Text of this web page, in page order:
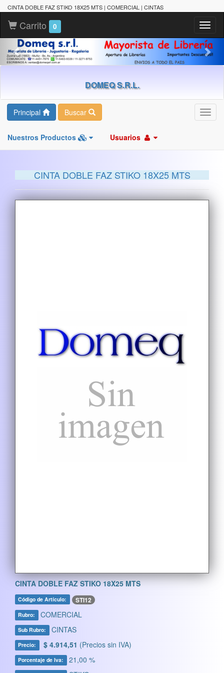
CINTA DOBLE FAZ STIKO 18X25 MTS | COMERCIAL | CINTAS
Carrito 0
DOMEQ S.R.L.
Principal Buscar
Nuestros Productos Usuarios
CINTA DOBLE FAZ STIKO 18X25 MTS
CINTA DOBLE FAZ STIKO 18X25 MTS
Código de Artículo: STI12
Rubro: COMERCIAL
Sub Rubro: CINTAS
Precio: $ 4.914,51 (Precios sin IVA)
Porcentaje de Iva: 21,00 %